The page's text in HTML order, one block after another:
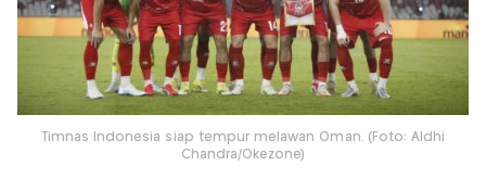
Timnas Indonesia siap tempur melawan Oman. (Foto: Aldhi
Chandra/Okezone)